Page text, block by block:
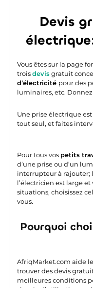
Devis
Vous êtes sur la page
troisdevisgratuit
d’électricité pour des
luminaires, etc.
Une prise électrique
tout seul, et faites
Pour tous vos petits
d’une prise ou d’un
interrupteur à rajouter;
l’électricien est large
situations, choisissez
vous.
Pourquoi
AfriqMarket.com aide
trouver des devis
meilleures conditions